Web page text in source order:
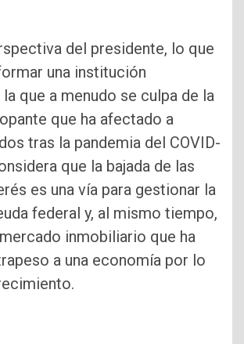
del presidente, lo que
una institución
la que a menudo se culpa de la
que ha afectado a
tras la pandemia del COVID-
que la bajada de las
es una vía para gestionar la
federal y, al mismo tiempo,
inmobiliario que ha
a una economía por lo